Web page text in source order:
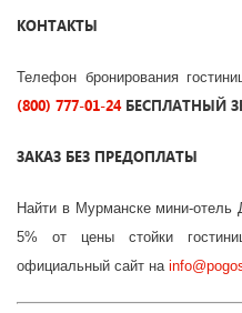
КОНТАКТЫ
Телефон бронирования
(800) 777-01-24БЕСПЛАТНЫЙ
ЗАКАЗ БЕЗ ПРЕДОПЛАТЫ
Найти в Мурманске мини-отель
5% от цены стойки
официальный сайт на info@